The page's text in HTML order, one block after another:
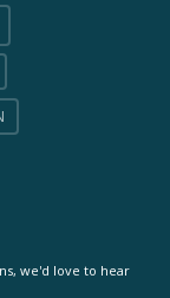
we'd love to hear